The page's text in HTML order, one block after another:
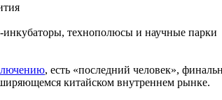
инкубаторы, технополюсы и научные парки
, есть «последний человек»,
китайском внутреннем рынке.